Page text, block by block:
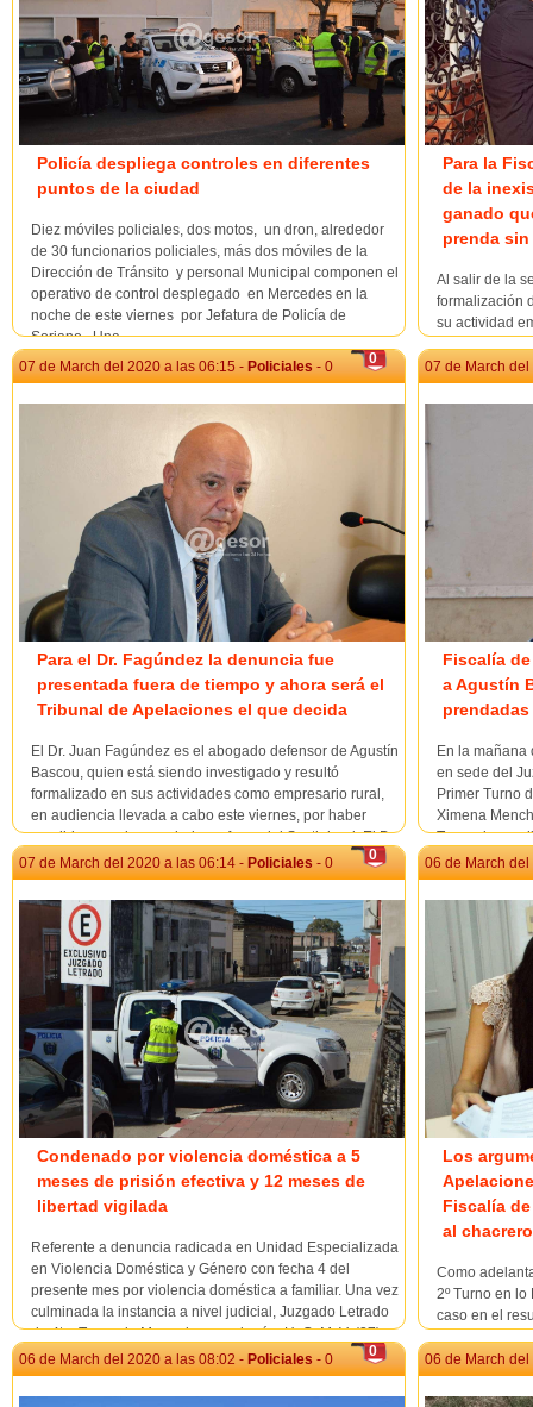
Policía despliega controles en diferentes
puntos de la ciudad
Diez móviles policiales, dos motos, un dron, alrededor
de 30 funcionarios policiales, más dos móviles de la
Dirección de Tránsito y personal Municipal componen el
operativo de control desplegado en Mercedes en la
noche de este viernes por Jefatura de Policía de
Soriano. Una ...
Para la
de la
ganado
prenda sin
Al salir de la
formalización
su actividad
prendado,
Adscripta de
a lo...
0
07 de March del 2020 a las 06:15 - Policiales - 0
Para el Dr. Fagúndez la denuncia fue
presentada fuera de tiempo y ahora será el
Tribunal de Apelaciones el que decida
El Dr. Juan Fagúndez es el abogado defensor de Agustín
Bascou, quien está siendo investigado y resultó
formalizado en sus actividades como empresario rural,
en audiencia llevada a cabo este viernes, por haber
vendido ganado prendado en favor del Scotiabank.El Dr.
Fagúndez se refirió a lo sucedido e...
07 de March
Fiscalía
a Agustín
prendadas
En la
en sede del
Primer Turno
Ximena
Turuani, a
Mercedes,
Chargoñia y...
0
07 de March del 2020 a las 06:14 - Policiales - 0
Condenado por violencia doméstica a 5
meses de prisión efectiva y 12 meses de
libertad vigilada
Referente a denuncia radicada en Unidad Especializada
en Violencia Doméstica y Género con fecha 4 del
presente mes por violencia doméstica a familiar. Una vez
culminada la instancia a nivel judicial, Juzgado Letrado
de 4to. Turno de Mercedes, condenó a H. G. M. V. (27),
como autor penalmente responsable de “un d...
06 de March
Los
Fiscalía
al chacrero
Como
2º Turno en
caso en el
parte del
0
06 de March del 2020 a las 08:02 - Policiales - 0 06 de March